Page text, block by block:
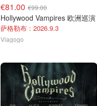
€81.00 €99.00
Hollywood Vampires 欧洲巡演
萨格勒布：2026.9.3
Viagogo